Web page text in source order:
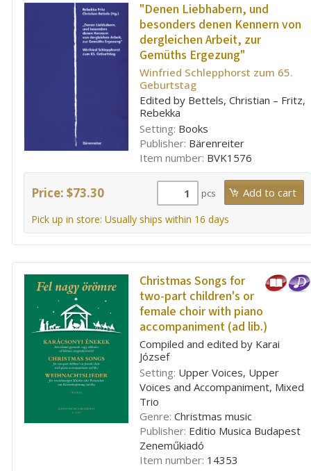
"Denen Liebhabern, und
besonders denen Kennern von
dergleichen Arbeit, zur
Gemüths Ergezung"
Winfried Schlepphorst zum 65.
Geburtstag
Edited by Bettels, Christian – Fritz,
Rebekka
Setting: Books
Publisher: Bärenreiter
Item number: BVK1576
Price: $73.30 pcs
Pick up in store: Usually ships within 16 days
Christmas Songs for
two-part children's or
female choir with piano
accompaniment (ad lib.)
Compiled and edited by Karai
József
Setting: Upper Voices, Upper
Voices and Accompaniment, Mixed
Trio
Genre: Christmas music
Publisher: Editio Musica Budapest
Zeneműkiadó
Item number: 14353